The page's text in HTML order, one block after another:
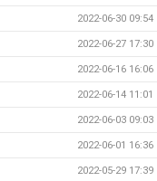
2022-06-30 09:54
2022-06-27 17:30
2022-06-16 16:06
2022-06-14 11:01
2022-06-03 09:03
2022-06-01 16:36
2022-05-29 17:39